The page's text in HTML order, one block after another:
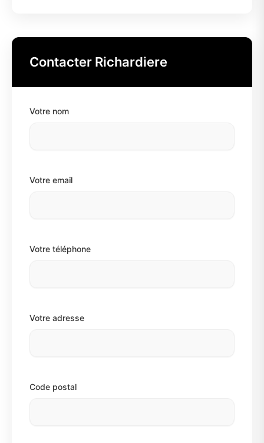
Contacter Richardiere
Votre nom
Votre email
Votre téléphone
Votre adresse
Code postal